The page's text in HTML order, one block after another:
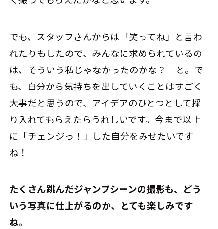
でも、スタッフさんからは「笑ってね」と言わ
れたりもしたので、みんなに求められているの
は、そういう私じゃなかったのかな？ と。で
も、自分から気持ちを出していくことはすごく
大事だと思うので、アイデアのひとつとして採
り入れてもらえたらうれしいです。今まで以上
に「チェンジっ！」した自分をみせたいです
ね！
――たくさん跳んだジャンプシーンの撮影も、どう
いう写真に仕上がるのか、とても楽しみです
ね。